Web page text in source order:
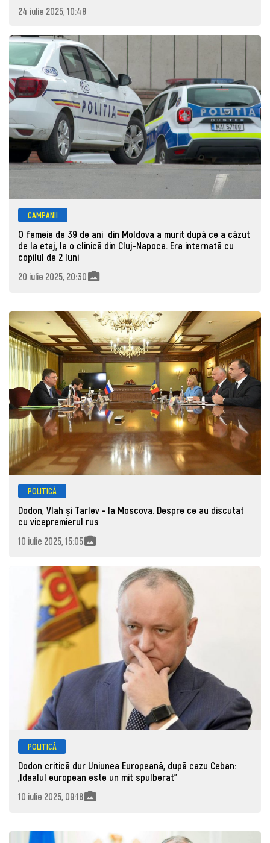
24 iulie 2025, 10:48
CAMPANII
O femeie de 39 de ani din Moldova a murit după ce a căzut
de la etaj, la o clinică din Cluj-Napoca. Era internată cu
copilul de 2 luni
20 iulie 2025, 20:30
POLITICĂ
Dodon, Vlah și Tarlev - la Moscova. Despre ce au discutat
cu vicepremierul rus
10 iulie 2025, 15:05
POLITICĂ
Dodon critică dur Uniunea Europeană, după cazu Ceban:
„Idealul european este un mit spulberat”
10 iulie 2025, 09:18